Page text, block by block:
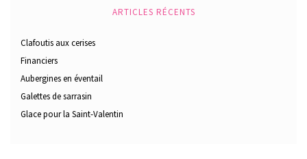
ARTICLES RÉCENTS
Clafoutis aux cerises
Financiers
Aubergines en éventail
Galettes de sarrasin
Glace pour la Saint-Valentin